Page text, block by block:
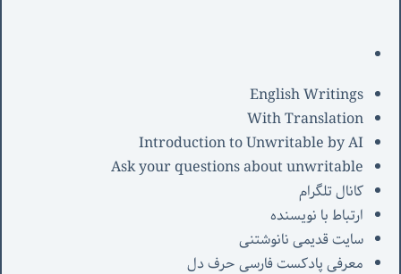
English Writings
With Translation
Introduction to Unwritable by AI
Ask your questions about unwritable
کانال تلگرام
ارتباط با نویسنده
سایت قدیمی نانوشتنی
معرفی پادکست فارسی حرف دل